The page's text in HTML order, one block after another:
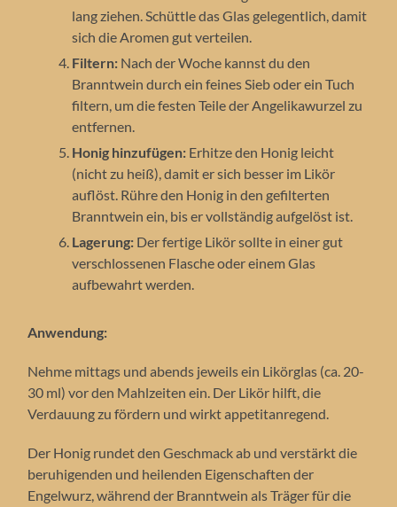
lang ziehen. Schüttle das Glas gelegentlich, damit
sich die Aromen gut verteilen.
Filtern: Nach der Woche kannst du den
Branntwein durch ein feines Sieb oder ein Tuch
filtern, um die festen Teile der Angelikawurzel zu
entfernen.
Honig hinzufügen: Erhitze den Honig leicht
(nicht zu heiß), damit er sich besser im Likör
auflöst. Rühre den Honig in den gefilterten
Branntwein ein, bis er vollständig aufgelöst ist.
Lagerung: Der fertige Likör sollte in einer gut
verschlossenen Flasche oder einem Glas
aufbewahrt werden.
Anwendung:
Nehme mittags und abends jeweils ein Likörglas (ca. 20-
30 ml) vor den Mahlzeiten ein. Der Likör hilft, die
Verdauung zu fördern und wirkt appetitanregend.
Der Honig rundet den Geschmack ab und verstärkt die
beruhigenden und heilenden Eigenschaften der
Engelwurz, während der Branntwein als Träger für die